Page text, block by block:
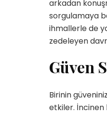
arkadan
sorgulamaya
ihmallerle de
zedeleyen
Güven
Birinin
etkiler. İncinen